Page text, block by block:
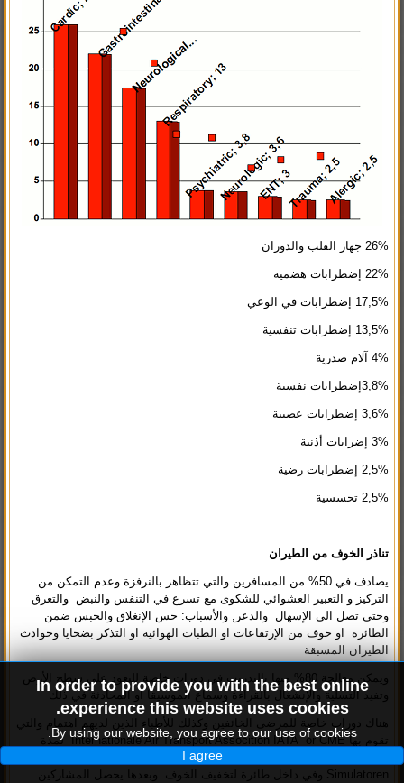
26% جهاز القلب والدوران
22% إضطرابات هضمية
17,5% إضطرابات في الوعي
13,5% إضطرابات تنفسية
4% آلام صدرية
3,8%إضطرابات نفسية
3,6% إضطرابات عصبية
3% إضرابات أذنية
2,5% إضطرابات رضية
2,5% تحسسية
تناذر الخوف من الطيران
يصادف في 50% من المسافرين والتي تتظاهر بالنرفزة وعدم التمكن من
التركيز و التعبير العشوائي للشكوى مع تسرع في التنفس والنبض والتعرق
وحتى تصل الى الإسهال والذعر, والأسباب: حس الإنغلاق والحبس ضمن
الطائرة او خوف من الإرتفاعات او الطبات الهوائية او التذكر بضحايا وحوادث
الطيران المسبقة
ويمكن معالجة 80% منها بالتدريب في دورات خاصة للتعود على سطح الأرض
وتفيد التسلية والإنشغال بالقراءة وسماع الموسيقا او المحادثة في ذلك
هناك دورات خاصة للمرضى الخائفين وكذلك للأطباء الذين لديهم اهتمام والتي
تقوم بها Internationale Air Transport Assocition IATA or CME لمدة
Simulatoren وفي داخل طائرة لتخفيف الخوف وبعدها يحصل المشاركين
In order to provide you with the best online
experience this website uses cookies.
By using our website, you agree to our use of cookies.
I agree